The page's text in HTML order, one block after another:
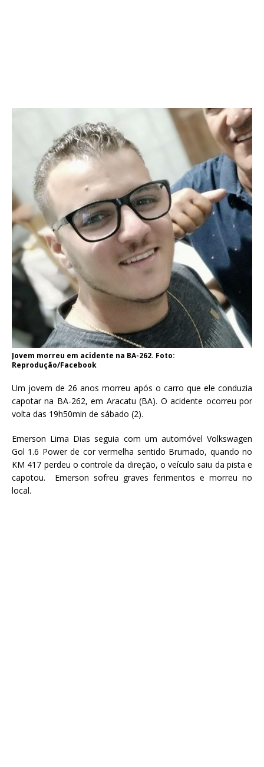
Jovem morreu em acidente na BA-262. Foto:
Reprodução/Facebook
Um jovem de 26 anos morreu após o carro que ele conduzia
capotar na BA-262, em Aracatu (BA). O acidente ocorreu por
volta das 19h50min de sábado (2).
Emerson Lima Dias seguia com um automóvel Volkswagen
Gol 1.6 Power de cor vermelha sentido Brumado, quando no
KM 417 perdeu o controle da direção, o veículo saiu da pista e
capotou. Emerson sofreu graves ferimentos e morreu no
local.